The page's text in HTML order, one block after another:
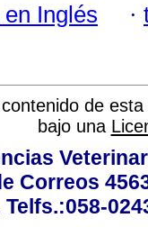
Inglés ·
de
bajo una
Correos
Telfs.:058-